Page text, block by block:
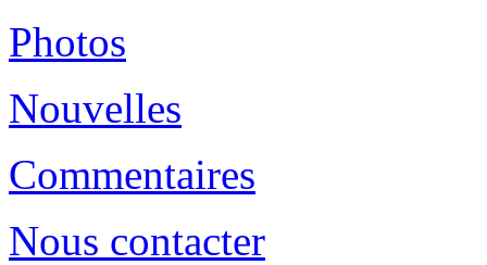
Photos
Nouvelles
Commentaires
Nous contacter